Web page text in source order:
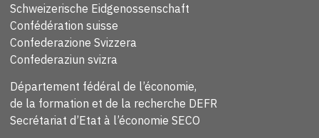
Schweizerische Eidgenossenschaft
Confédération suisse
Confederazione Svizzera
Confederaziun svizra
Département fédéral de l’économie,
de la formation et de la recherche DEFR
Secrétariat d’Etat à l’économie SECO